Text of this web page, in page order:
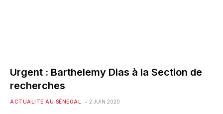
Urgent : Barthelemy Dias à la Section de
recherches
ACTUALITÉ AU SÉNÉGAL 2 JUIN 2020